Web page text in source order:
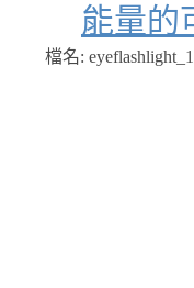
能量的
檔名: eyeflashlight_1